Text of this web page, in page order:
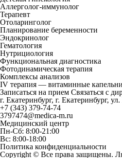
Аллерголог-иммунолог
Терапевт
Отоларинголог
Планирование беременности
Эндокринолог
Гематология
Нутрициология
Функциональная диагностика
Фотодинамическая терапия
Комплексы анализов
IV терапия — витаминные
Записаться на прием Связаться с
г. Екатеринбург, г. Екатеринбург,
+7 (343) 379-74-74
3797474@medica-m.ru
Медицинский центр
Пн-Сб: 8:00-21:00
Вс: 8:00-18:00
Политика конфиденциальности
Copyright © Все права защищены.